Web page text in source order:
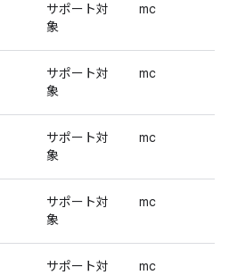
サポート対
象
mc
サポート対
象
mc
サポート対
象
mc
サポート対
象
mc
サポート対
mc